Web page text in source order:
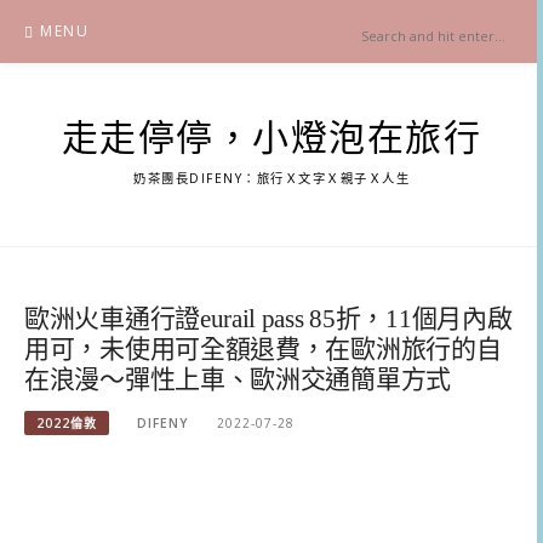
content
MENU
走走停停，小燈泡在旅行
奶茶團長DIFENY：旅行Ｘ文字Ｘ親子Ｘ人生
歐洲火車通行證eurail pass 85折，11個月內啟
用可，未使用可全額退費，在歐洲旅行的自
在浪漫～彈性上車、歐洲交通簡單方式
2022倫敦 DIFENY 2022-07-28